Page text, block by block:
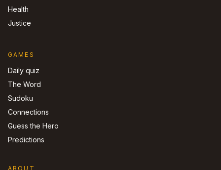
Health
Justice
GAMES
Daily quiz
The Word
Sudoku
Connections
Guess the Hero
Predictions
ABOUT